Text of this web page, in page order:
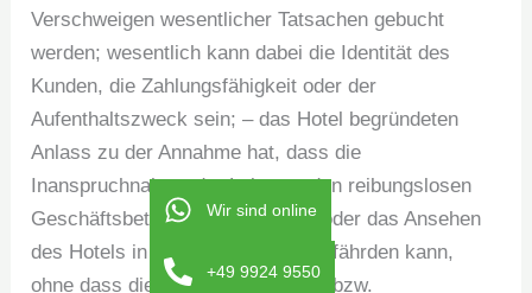
Verschweigen wesentlicher Tatsachen gebucht
werden; wesentlich kann dabei die Identität des
Kunden, die Zahlungsfähigkeit oder der
Aufenthaltszweck sein; – das Hotel begründeten
Anlass zu der Annahme hat, dass die
Inanspruchnahme der Leistung den reibungslosen
Geschäftsbetrieb, die Sicherheit oder das Ansehen
des Hotels in der Öffentlichkeit gefährden kann,
ohne dass dies dem Herrschafts- bzw.
Wir sind online
+49 9924 9550